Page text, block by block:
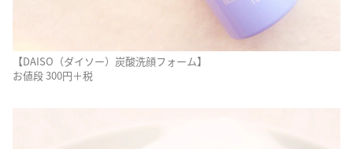
【DAISO（ダイソー）炭酸洗顔フォーム】
お値段 300円＋税